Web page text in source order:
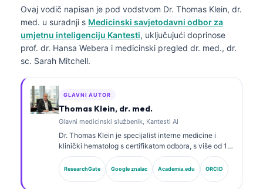
Ovaj vodič napisan je pod vodstvom Dr. Thomas Klein, dr.
med. u suradnji s Medicinski savjetodavni odbor za
umjetnu inteligenciju Kantesti, uključujući doprinose
prof. dr. Hansa Webera i medicinski pregled dr. med., dr.
sc. Sarah Mitchell.
GLAVNI AUTOR
Thomas Klein, dr. med.
Glavni medicinski službenik, Kantesti AI
Dr. Thomas Klein je specijalist interne medicine i
klinički hematolog s certifikatom odbora, s više od 15
godina iskustva u laboratorijskoj medicini i kliničkoj
analizi uz pomoć AI-ja. Kao glavni liječnik (Chief
Medical Officer) u Kantesti AI, pruža klinički nadzor
ResearchGate Google znalac Academia.edu ORCID